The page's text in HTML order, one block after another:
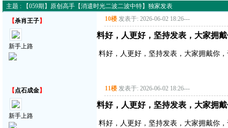
主题 : 【059期】原创高手【消遣时光二波二波中特】独家发表
【杀肖王子】
新手上路
10楼 发表于: 2026-06-02 18:26---
料好，人更好，坚持发表，大家拥
料好，人更好，坚持发表，大家拥戴你
【点石成金】
新手上路
11楼 发表于: 2026-06-02 18:26---
料好，人更好，坚持发表，大家拥
料好，人更好，坚持发表，大家拥戴你